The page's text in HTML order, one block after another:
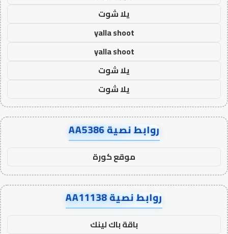
يلا شوت
yalla shoot
yalla shoot
يلا شوت
يلا شوت
روابط نصية AA5386
موقع كورة
روابط نصية AA11138
باقة باك لينك